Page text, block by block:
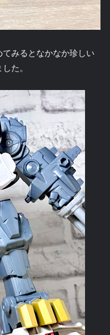
みるとなかなか珍しい
た。